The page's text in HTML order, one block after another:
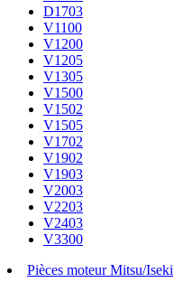
D1703
V1100
V1200
V1205
V1305
V1500
V1502
V1505
V1702
V1902
V1903
V2003
V2203
V2403
V3300
Pièces moteur Mitsu/Iseki